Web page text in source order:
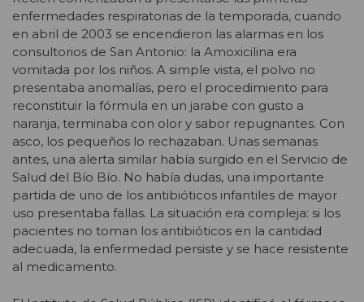
enfermedades respiratorias de la temporada, cuando
en abril de 2003 se encendieron las alarmas en los
consultorios de San Antonio: la Amoxicilina era
vomitada por los niños. A simple vista, el polvo no
presentaba anomalías, pero el procedimiento para
reconstituir la fórmula en un jarabe con gusto a
naranja, terminaba con olor y sabor repugnantes. Con
asco, los pequeños lo rechazaban. Unas semanas
antes, una alerta similar había surgido en el Servicio de
Salud del Bío Bío. No había dudas, una importante
partida de uno de los antibióticos infantiles de mayor
uso presentaba fallas. La situación era compleja: si los
pacientes no toman los antibióticos en la cantidad
adecuada, la enfermedad persiste y se hace resistente
al medicamento.